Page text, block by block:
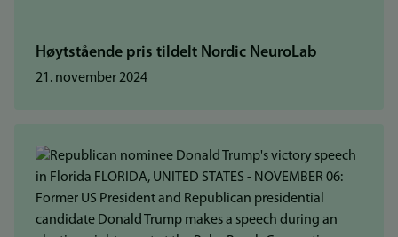
Høytstående pris tildelt Nordic NeuroLab
21. november 2024